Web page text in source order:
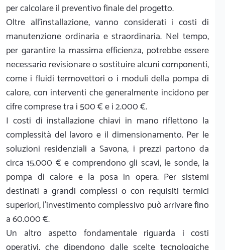
per calcolare il preventivo finale del progetto.
Oltre all'installazione, vanno considerati i costi di
manutenzione ordinaria e straordinaria. Nel tempo,
per garantire la massima efficienza, potrebbe essere
necessario revisionare o sostituire alcuni componenti,
come i fluidi termovettori o i moduli della pompa di
calore, con interventi che generalmente incidono per
cifre comprese tra i 500 € e i 2.000 €.
I costi di installazione chiavi in mano riflettono la
complessità del lavoro e il dimensionamento. Per le
soluzioni residenziali a Savona, i prezzi partono da
circa 15.000 € e comprendono gli scavi, le sonde, la
pompa di calore e la posa in opera. Per sistemi
destinati a grandi complessi o con requisiti termici
superiori, l'investimento complessivo può arrivare fino
a 60.000 €.
Un altro aspetto fondamentale riguarda i costi